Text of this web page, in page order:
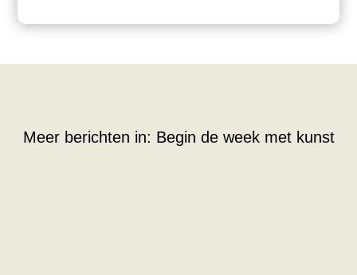
Meer berichten in: Begin de week met kunst